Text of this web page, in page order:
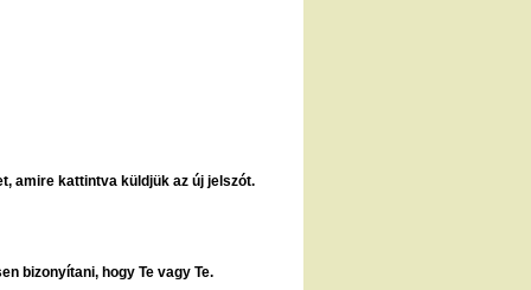
amire kattintva küldjük az új jelszót.
bizonyítani, hogy Te vagy Te.